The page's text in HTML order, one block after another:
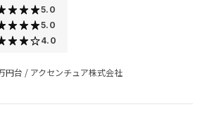
5.0
5.0
4.0
円台 / アクセンチュア株式会社